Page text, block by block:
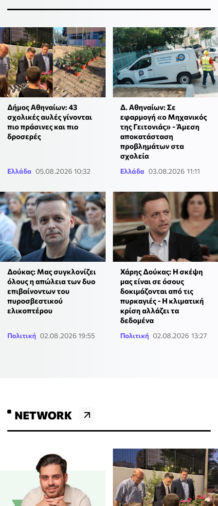
Δήμος Αθηναίων: 43
σχολικές αυλές γίνονται
πιο πράσινες και πιο
δροσερές
Ελλάδα 05.08.2026 10:32
Δ. Αθηναίων: Σε
εφαρμογή «ο Μηχανικός
της Γειτονιάς» - Άμεση
αποκατάσταση
προβλημάτων στα
σχολεία
Ελλάδα 03.08.2026 11:11
Δούκας: Μας συγκλονίζει
όλους η απώλεια των δυο
επιβαίνοντων του
πυροσβεστικού
ελικοπτέρου
Πολιτική 02.08.2026 19:55
Χάρης Δούκας: Η σκέψη
μας είναι σε όσους
δοκιμάζονται από τις
πυρκαγιές - Η κλιματική
κρίση αλλάζει τα
δεδομένα
Πολιτική 02.08.2026 13:27
NETWORK